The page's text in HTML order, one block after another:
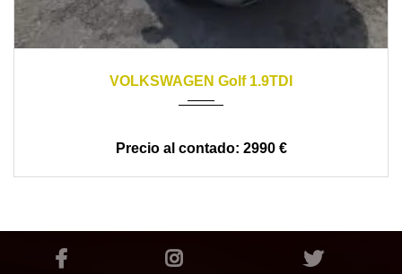
VOLKSWAGEN Golf 1.9TDI
2990 €